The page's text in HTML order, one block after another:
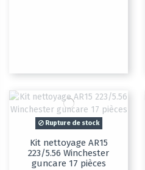
Rupture de stock
Kit nettoyage AR15
223/5.56 Winchester
guncare 17 pièces